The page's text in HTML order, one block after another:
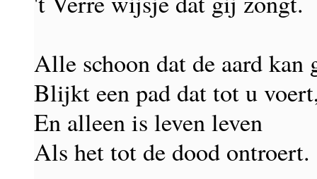
Alle schoon dat de aard kan
Blijkt een pad dat tot u
En alleen is leven leven
Als het tot de dood ontroert.